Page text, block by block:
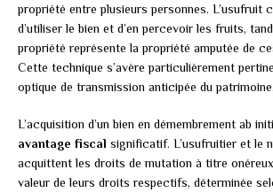
propriété entre plusieurs personnes. L’usufruit
d’utiliser le bien et d’en percevoir les fruits,
propriété représente la propriété amputée de
Cette technique s’avère particulièrement
optique de transmission anticipée du patrimoine.
L’acquisition d’un bien en démembrement ab
avantage fiscal significatif. L’usufruitier et le
acquittent les droits de mutation à titre
valeur de leurs droits respectifs, déterminée